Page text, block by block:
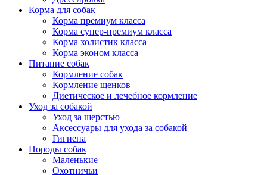
Корма для собак
Корма премиум класса
Корма супер-премиум класса
Корма холистик класса
Корма эконом класса
Питание собак
Кормление собак
Кормление щенков
Диетическое и лечебное кормление
Уход за собакой
Уход за шерстью
Аксессуары для ухода за собакой
Гигиена
Породы собак
Маленькие
Охотничьи